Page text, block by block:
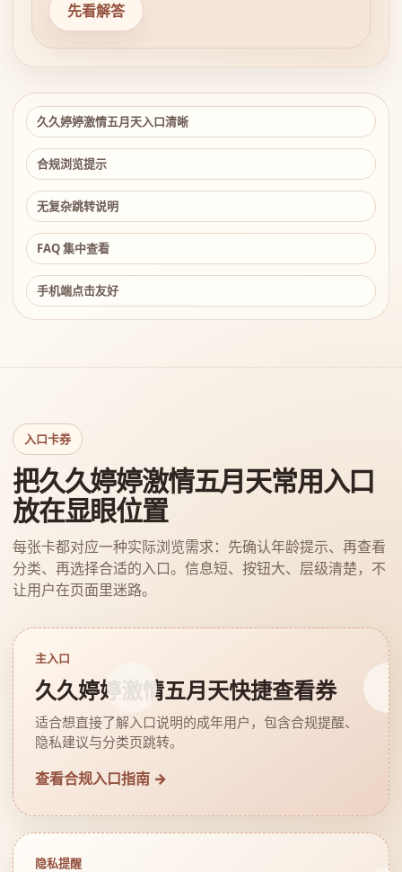
先看解答
久久婷婷激情五月天入口清晰
合规浏览提示
无复杂跳转说明
FAQ 集中查看
手机端点击友好
入口卡券
把久久婷婷激情五月天常用入口
放在显眼位置
每张卡都对应一种实际浏览需求：先确认年龄提示、再查看
分类、再选择合适的入口。信息短、按钮大、层级清楚，不
让用户在页面里迷路。
主入口
久久婷婷激情五月天快捷查看券
适合想直接了解入口说明的成年用户，包含合规提醒、
隐私建议与分类页跳转。
查看合规入口指南 →
隐私提醒